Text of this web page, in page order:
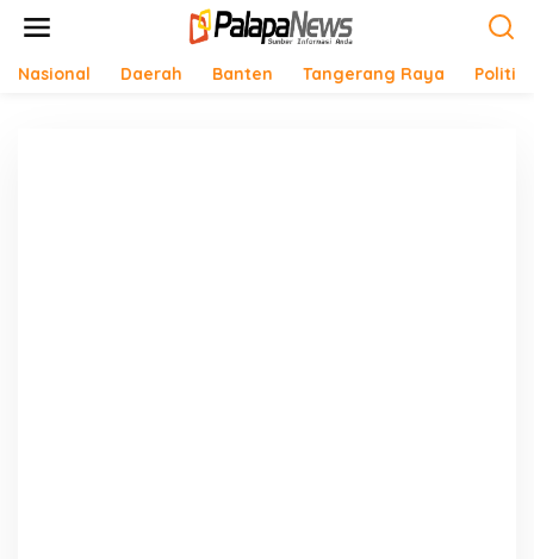
Nasional Daerah Banten Tangerang Raya Politik